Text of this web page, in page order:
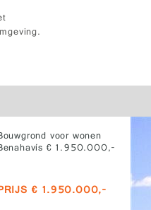
voor wonen
€ 1.950.000,-
€ 1.950.000,-